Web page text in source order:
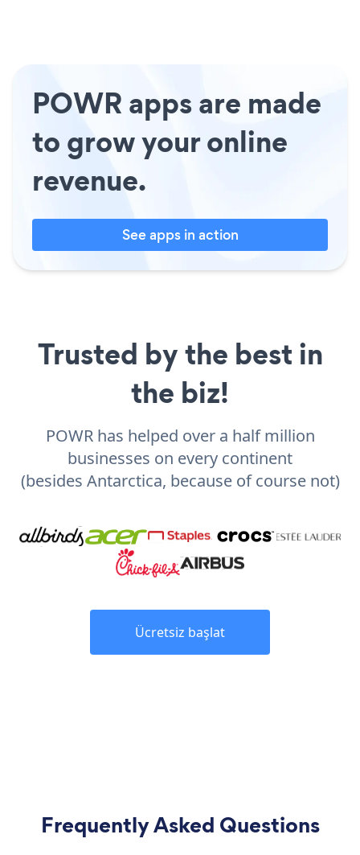
POWR apps are made
to grow your online
revenue.
See apps in action
Trusted by the best in
the biz!
POWR has helped over a half million
businesses on every continent
(besides Antarctica, because of course not)
Ücretsiz başlat
Frequently Asked Questions